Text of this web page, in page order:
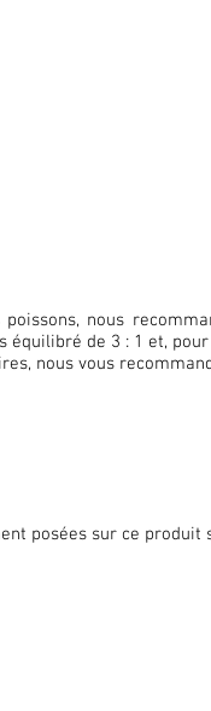
nous
de 3 : 1 et,
nous vous
posées sur ce produit